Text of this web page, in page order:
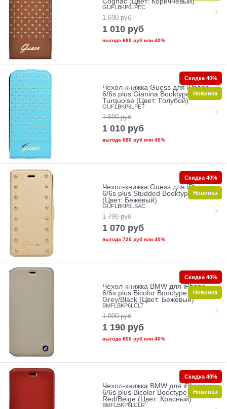
GUFLBKP6LPEC
1 690 руб
1 010 руб
выгода 680 рубили 40%
Чехол-книжка Guess для iPhone
6/6s plus Gianina Booktype
Turquoise (Цвет: Голубой)
GUFLBKP6LPET
1 690 руб
1 010 руб
выгода 680 рубили 40%
Скидка 40%
Новинка
Чехол-книжка Guess для iPhone
6/6s plus Studded Booktype Cream
(Цвет: Бежевый)
GUFLBKP6LSAC
1 790 руб
1 070 руб
выгода 720 рубили 40%
Скидка 40%
Новинка
Чехол-книжка BMW для iPhone
6/6s plus Bicolor Booctype
Grey/Black (Цвет: Бежевый)
BMFLBKP6LCLT
1 990 руб
1 190 руб
выгода 800 рубили 40%
Скидка 40%
Новинка
Чехол-книжка BMW для iPhone
6/6s plus Bicolor Booctype
Red/Beige (Цвет: Красный)
BMFLBKP6LCLR
Скидка 40%
Новинка